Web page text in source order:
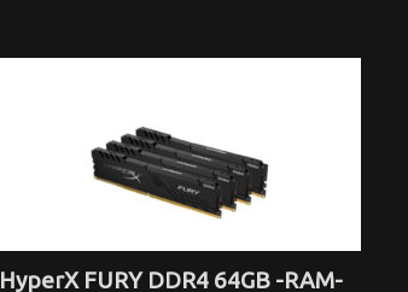
HyperX FURY DDR4 64GB -RAM-